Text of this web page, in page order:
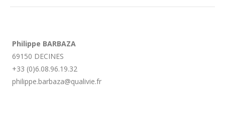
Philippe BARBAZA
69150 DECINES
+33 (0)6.08.96.19.32
philippe.barbaza@qualivie.fr